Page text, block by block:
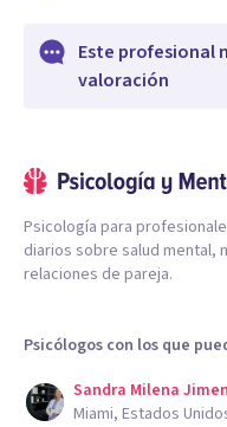
Este profesional
valoración
Psicología para
diarios sobre salud mental,
relaciones de pareja.
Psicólogos con los que
Sandra Milena
Miami, Estados